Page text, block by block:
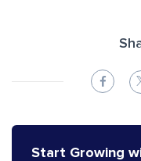
Start Growing